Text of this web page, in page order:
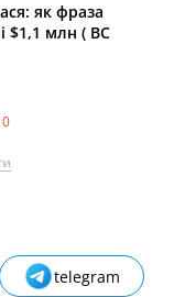
як фраза
$1,1 млн ( ВС
0
telegram